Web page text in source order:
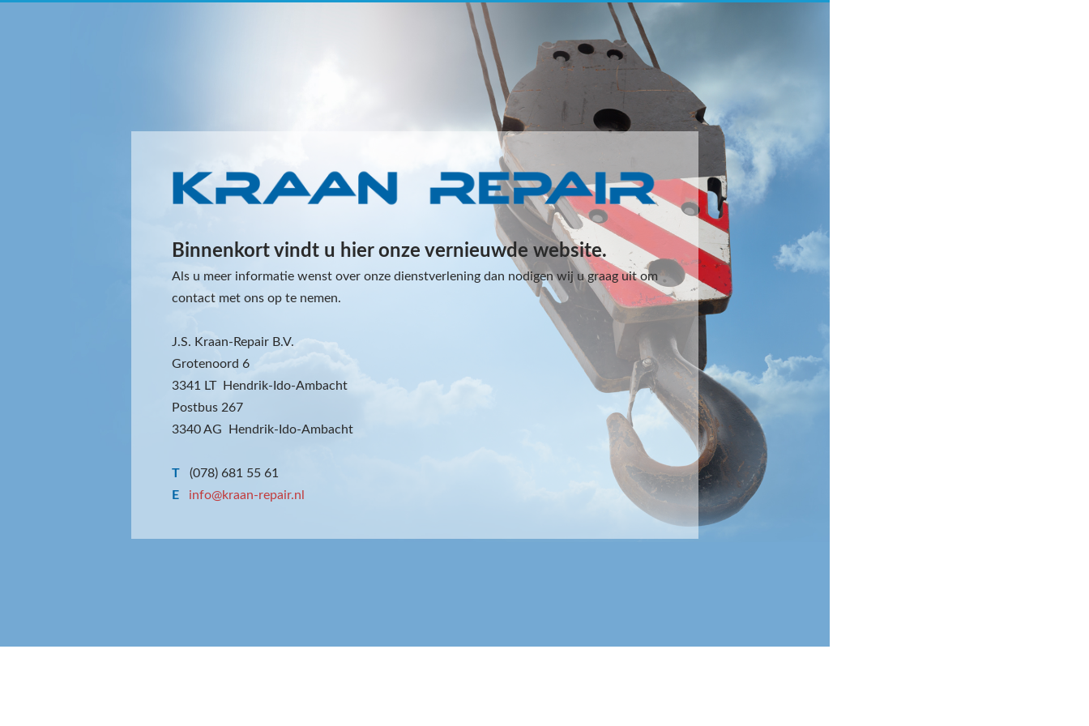
Binnenkort vindt u hier onze vernieuwde website.
Als u meer informatie wenst over onze dienstverlening dan nodigen wij u graag uit om
contact met ons op te nemen.
J.S. Kraan-Repair B.V.
Grotenoord 6
3341 LT Hendrik-Ido-Ambacht
Postbus 267
3340 AG Hendrik-Ido-Ambacht
T
(078) 681 55 61
E
info@kraan-repair.nl